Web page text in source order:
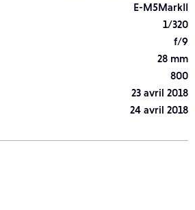
E-M5MarkII
1/320
f/9
28 mm
800
23 avril 2018
24 avril 2018